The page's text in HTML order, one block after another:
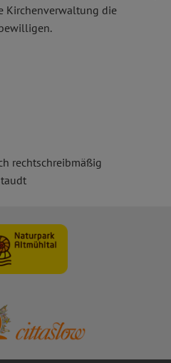
Kirchenverwaltung die
rechtschreibmäßig